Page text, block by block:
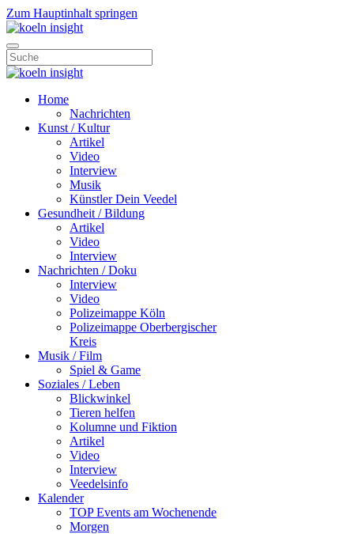
Zum Hauptinhalt springen
Home
Nachrichten
Kunst / Kultur
Artikel
Video
Interview
Musik
Künstler Dein Veedel
Gesundheit / Bildung
Artikel
Video
Interview
Nachrichten / Doku
Interview
Video
Polizeimappe Köln
Polizeimappe Oberbergischer
Kreis
Musik / Film
Spiel & Game
Soziales / Leben
Blickwinkel
Tieren helfen
Kolumne und Fiktion
Artikel
Video
Interview
Veedelsinfo
Kalender
TOP Events am Wochenende
Morgen